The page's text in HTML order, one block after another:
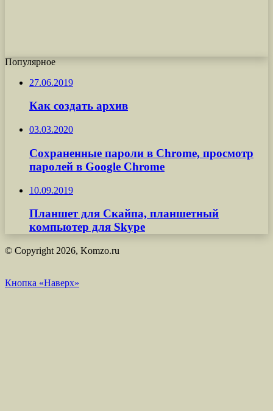
Популярное
27.06.2019
Как создать архив
03.03.2020
Сохраненные пароли в Chrome, просмотр
паролей в Google Chrome
10.09.2019
Планшет для Скайпа, планшетный
компьютер для Skype
© Copyright 2026, Komzo.ru
Кнопка «Наверх»